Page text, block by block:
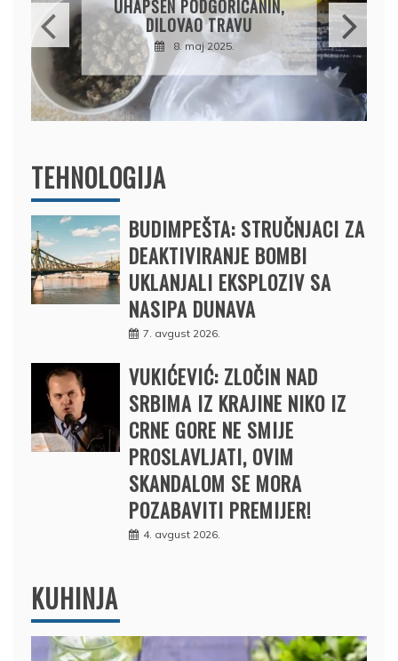
PRODAO TUĐI BMW,
DRŽAVU NAPUSTIO
BRODOM
12. februar 2025.
TEHNOLOGIJA
BUDIMPEŠTA: STRUČNJACI ZA
DEAKTIVIRANJE BOMBI
UKLANJALI EKSPLOZIV SA
NASIPA DUNAVA
7. avgust 2026.
VUKIĆEVIĆ: ZLOČIN NAD
SRBIMA IZ KRAJINE NIKO IZ
CRNE GORE NE SMIJE
PROSLAVLJATI, OVIM
SKANDALOM SE MORA
POZABAVITI PREMIJER!
4. avgust 2026.
KUHINJA